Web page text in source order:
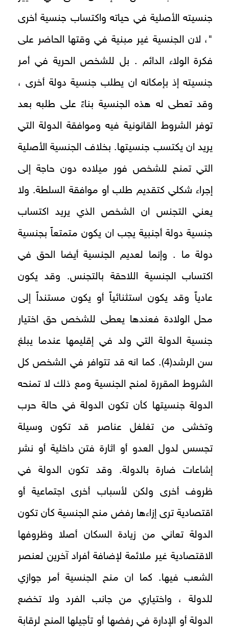
جنسيته الأصلية في حياته واكتساب جنسية أخرى
"، لان الجنسية غير مبنية في وقتها الحاضر على
فكرة الولاء الدائم . بل للشخص الحرية في أمر
جنسيته إذ بإمكانه ان يطلب جنسية دولة أخرى ،
وقد تعطى له هذه الجنسية بناءً على طلبه بعد
توفر الشروط القانونية فيه وموافقة الدولة التي
يريد ان يكتسب جنسيتها. بخلاف الجنسية الأصلية
التي تمنح للشخص فور ميلاده دون حاجة إلى
إجراء شكلي كتقديم طلب أو موافقة السلطة. ولا
يعني التجنس ان الشخص الذي يريد اكتساب
جنسية دولة أجنبية يجب ان يكون متمتعاً بجنسية
دولة ما . وإنما لعديم الجنسية أيضا الحق في
اكتساب الجنسية اللاحقة بالتجنس. وقد يكون
عادياً وقد يكون استثنائياً أو يكون مستنداً إلى
محل الولادة فعندها يعطى للشخص حق اختيار
جنسية الدولة التي ولد في إقليمها عندما يبلغ
سن الرشد(4). كما انه قد تتوافر في الشخص كل
الشروط المقررة لمنح الجنسية ومع ذلك لا تمنحه
الدولة جنسيتها كأن تكون الدولة في حالة حرب
وتخشى من تغلغل عناصر قد تكون وسيلة
تجسس لدول العدو أو اثارة فتن داخلية أو نشر
إشاعات ضارة بالدولة. وقد تكون الدولة في
ظروف أخرى ولكن لأسباب أخرى اجتماعية أو
اقتصادية ترى إزاءها رفض منح الجنسية كأن تكون
الدولة تعاني من زيادة السكان أصلا وظروفها
الاقتصادية غير ملائمة لإضافة أفراد آخرين لعنصر
الشعب فيها. كما ان منح الجنسية أمر جوازي
للدولة ، واختياري من جانب الفرد ولا تخضع
الدولة أو الإدارة في رفضها أو تأجيلها المنح لرقابة